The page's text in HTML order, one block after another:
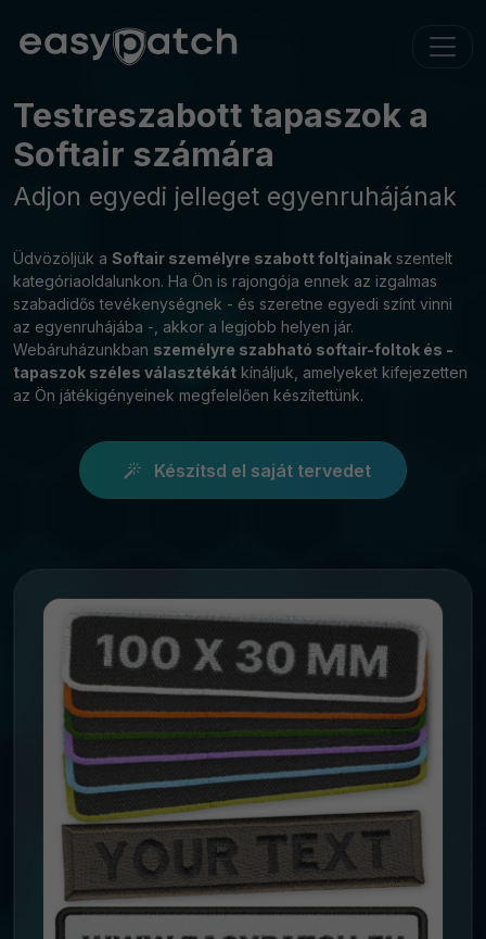
Testreszabott tapaszok a
Softair számára
Adjon egyedi jelleget egyenruhájának
Üdvözöljük a Softair személyre szabott foltjainak szentelt
kategóriaoldalunkon. Ha Ön is rajongója ennek az izgalmas
szabadidős tevékenységnek - és szeretne egyedi színt vinni
az egyenruhájába -, akkor a legjobb helyen jár.
Webáruházunkban személyre szabható softair-foltok és -
tapaszok széles választékát kínáljuk, amelyeket kifejezetten
az Ön játékigényeinek megfelelően készítettünk.
Készítsd el saját tervedet